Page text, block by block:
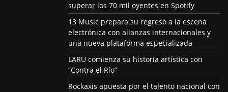
superar los 70 mil oyentes en Spotify
13 Music prepara su regreso a la escena
electrónica con alianzas internacionales y
una nueva plataforma especializada
LARU comienza su historia artística con
“Contra el Río”
Rockaxis apuesta por el talento nacional con